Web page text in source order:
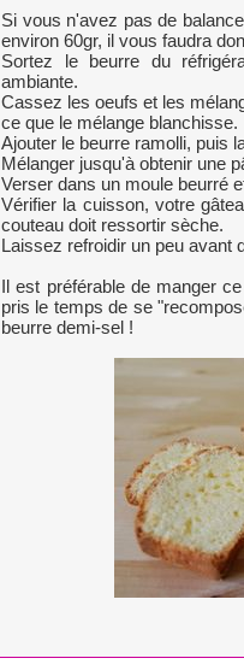
Si vous n'avez pas de
environ 60gr, il vous faudra
Sortez le beurre du
ambiante.
Cassez les oeufs et les
ce que le mélange blanchisse.
Ajouter le beurre ramolli, puis
Mélanger jusqu'à obtenir une
Verser dans un moule beurré
Vérifier la cuisson, votre
couteau doit ressortir sèche.
Laissez refroidir un peu avant
Il est préférable de manger
pris le temps de se
beurre demi-sel !